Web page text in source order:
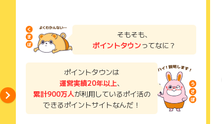
お申し込みやお買い物後、利用したサイトから送られる購入完
了などのメールは、ポイント獲得するまで必ず保管してくださ
獲得待ち・獲得失敗の状態でお問い合わせされる際に、該当の
メールを送っていただく場合がございます。
そのため、紛失・破棄された場合は対応いたしかねますので、
ご注意ください。
(※) SafariやChromeなどwebサイトを表示するアプリのこと
そもそも、
ポイントタウンってなに？
ポイントタウンは
運営実績20年以上、
累計900万人が利用しているポイ活の
できるポイントサイトなんだ！